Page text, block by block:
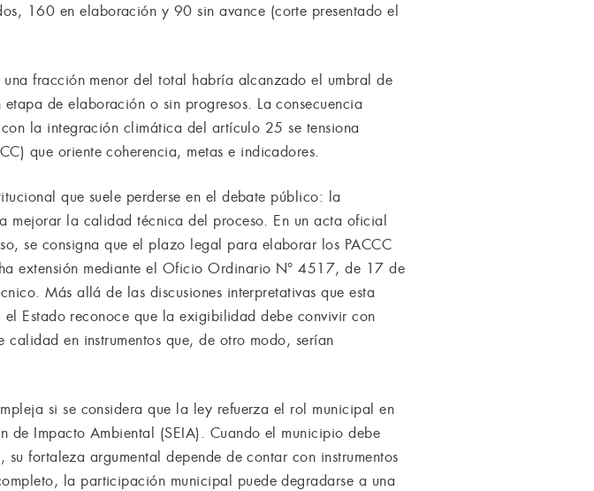
160 en elaboración y 90 sin avance (corte presentado el
fracción menor del total habría alcanzado el umbral de
de elaboración o sin progresos. La consecuencia
la integración climática del artículo 25 se tensiona
que oriente coherencia, metas e indicadores.
que suele perderse en el debate público: la
mejorar la calidad técnica del proceso. En un acta oficial
se consigna que el plazo legal para elaborar los PACCC
extensión mediante el Oficio Ordinario N° 4517, de 17 de
Más allá de las discusiones interpretativas que esta
Estado reconoce que la exigibilidad debe convivir con
en instrumentos que, de otro modo, serían
si se considera que la ley refuerza el rol municipal en
de Impacto Ambiental (SEIA). Cuando el municipio debe
fortaleza argumental depende de contar con instrumentos
la participación municipal puede degradarse a una